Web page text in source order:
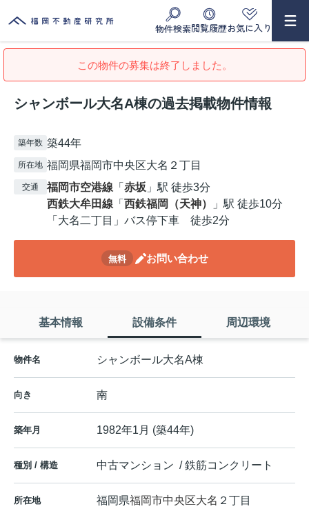
物件検索閲覧履歴お気に入り
この物件の募集は終了しました。
シャンボール大名A棟の過去掲載物件情報
築年数 築44年
所在地 福岡県福岡市中央区大名２丁目
交通 福岡市空港線 「 赤坂 」駅 徒歩3分
西鉄大牟田線 「 西鉄福岡（天神）
」駅 徒歩10分
「大名二丁目」バス停下車 徒歩2分
無料 お問い合わせ
基本情報 設備条件 周辺環境
物件名 シャンボール大名A棟
向き 南
築年月 1982年1月 (築44年)
種別 / 構造 中古マンション / 鉄筋コンクリート
所在地 福岡県福岡市中央区大名 ２丁目